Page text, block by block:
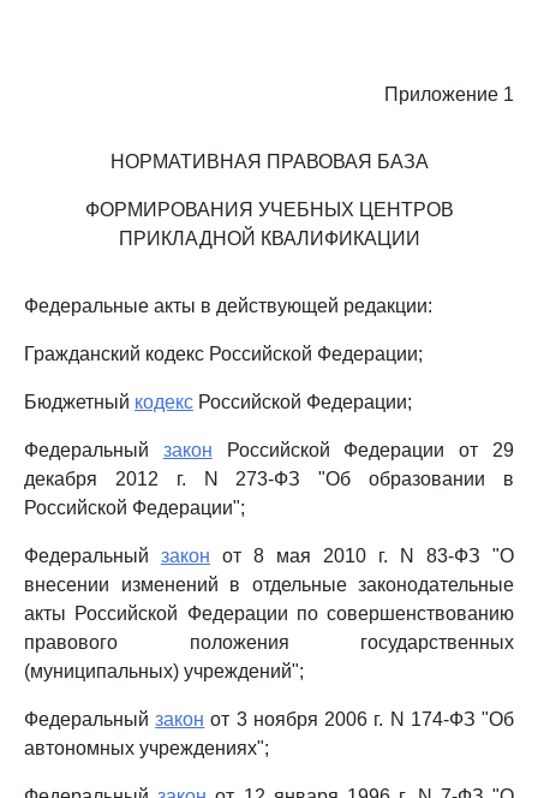
Приложение 1
НОРМАТИВНАЯ ПРАВОВАЯ БАЗА
ФОРМИРОВАНИЯ УЧЕБНЫХ ЦЕНТРОВ
ПРИКЛАДНОЙ КВАЛИФИКАЦИИ
Федеральные акты в действующей редакции:
Гражданский кодекс Российской Федерации;
Бюджетный кодекс Российской Федерации;
Федеральный закон Российской Федерации от 29
декабря 2012 г. N 273-ФЗ "Об образовании в
Российской Федерации";
Федеральный закон от 8 мая 2010 г. N 83-ФЗ "О
внесении изменений в отдельные законодательные
акты Российской Федерации по совершенствованию
правового положения государственных
(муниципальных) учреждений";
Федеральныйзакон от 3 ноября 2006 г. N 174-ФЗ "Об
автономных учреждениях";